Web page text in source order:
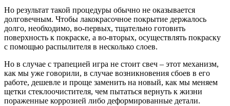
Но результат такой процедуры обычно не оказывается
долговечным. Чтобы лакокрасочное покрытие держалось
долго, необходимо, во-первых, тщательно готовить
поверхность к покраске, а во-вторых, осуществлять покраску
с помощью распылителя в несколько слоев.
Но в случае с трапецией игра не стоит свеч – этот механизм,
как мы уже говорили, в случае возникновения сбоев в его
работе, дешевле и проще заменить на новый, как мы меняем
щетки стеклоочистителя, чем пытаться вернуть к жизни
пораженные коррозией либо деформированные детали.